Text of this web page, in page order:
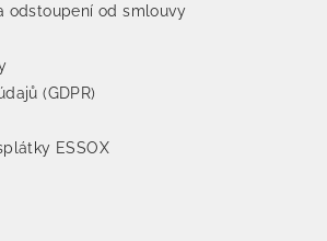
odstoupení od smlouvy
(GDPR)
ESSOX